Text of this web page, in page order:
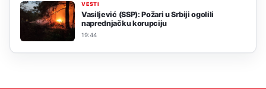
VESTI
Vasiljević (SSP): Požari u Srbiji ogolili
naprednjačku korupciju
19:44